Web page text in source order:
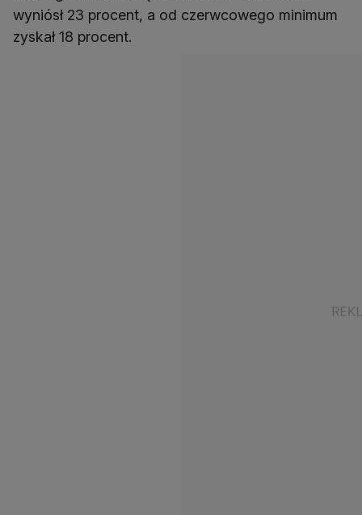
wyniósł 23 procent, a od czerwcowego minimum
zyskał 18 procent.